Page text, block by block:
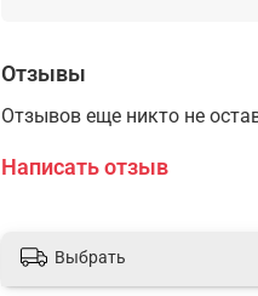
Отзывы
Отзывов еще никто не
Написать отзыв
Выбрать